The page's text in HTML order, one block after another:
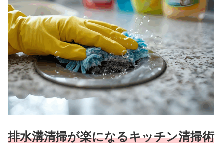
排水溝清掃が楽になるキッチン清掃術